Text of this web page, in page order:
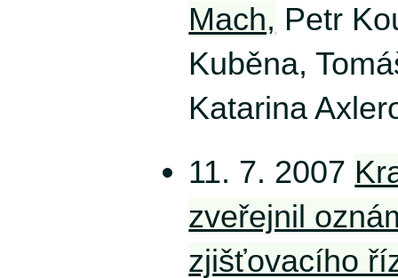
Mach, Petr
Kuběna,
Katarina
11. 7. 2007
zveřejnil
zjišťovacího